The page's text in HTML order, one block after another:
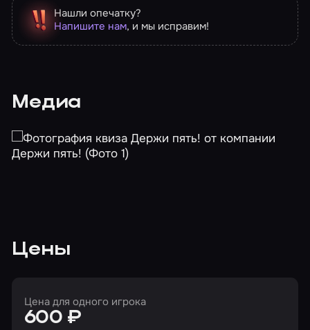
Нашли опечатку?
Напишите нам, и мы исправим!
Медиа
Цены
Цена для одного игрока
600 ₽